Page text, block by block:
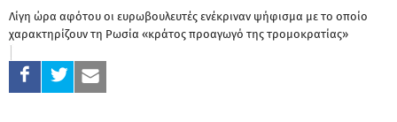
Λίγη ώρα αφότου οι ευρωβουλευτές ενέκριναν ψήφισμα με το οποίο
χαρακτηρίζουν τη Ρωσία «κράτος προαγωγό της τρομοκρατίας»